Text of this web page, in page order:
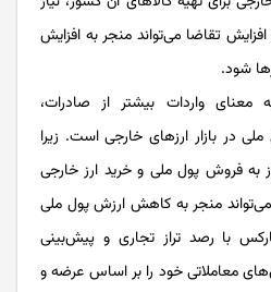
تقاضا می‌تواند منجر به افزایش
شود.
معنای واردات بیشتر از صادرات،
در بازار ارزهای خارجی است. زیرا
به فروش پول ملی و خرید ارز خارجی
منجر به کاهش ارزش پول ملی
با رصد تراز تجاری و پیش‌بینی
معاملاتی خود را بر اساس عرضه و